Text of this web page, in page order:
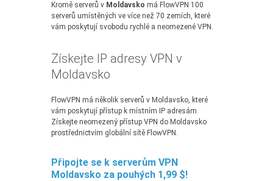
Kromě serverů v Moldavsko má FlowVPN 100
serverů umístěných ve více než 70 zemích, které
vám poskytují svobodu rychlé a neomezené VPN.
Získejte IP adresy VPN v
Moldavsko
FlowVPN má několik serverů v Moldavsko, které
vám poskytují přístup k místním IP adresám.
Získejte neomezený přístup VPN do Moldavsko
prostřednictvím globální sítě FlowVPN.
Připojte se k serverům VPN
Moldavsko za pouhých 1,99 $!